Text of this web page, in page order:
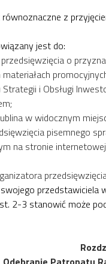
z
jest do:
o
i Obsługi
w widocznym
pisemnego
na stronie internetowej
2-3 stanowić może